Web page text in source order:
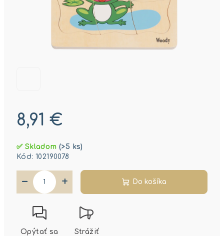
8,91 €
cena:
✅ Skladom(>5 ks)
Kód: 102190078
+
− Do košíka
Opýtať sa Strážiť